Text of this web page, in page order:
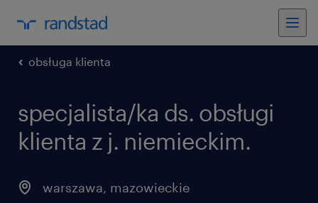
obsługa klienta
specjalista/ka ds. obsługi
klienta z j. niemieckim.
warszawa, mazowieckie